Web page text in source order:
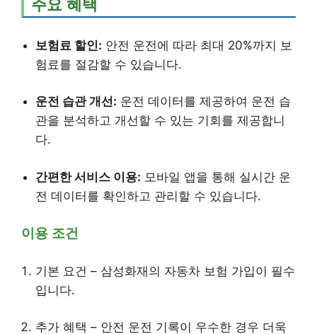
주요 혜택
보험료 할인: 안전 운전에 따라 최대 20%까지 보
험료를 절감할 수 있습니다.
운전 습관 개선: 운전 데이터를 제공하여 운전 습
관을 분석하고 개선할 수 있는 기회를 제공합니
다.
간편한 서비스 이용: 모바일 앱을 통해 실시간 운
전 데이터를 확인하고 관리할 수 있습니다.
이용 조건
기본 요건 – 삼성화재의 자동차 보험 가입이 필수
입니다.
추가 혜택 – 안전 운전 기록이 우수한 경우 더욱